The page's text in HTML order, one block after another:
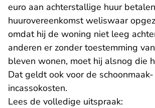
euro aan achterstallige huur
huurovereenkomst weliswaar
omdat hij de woning niet leeg
anderen er zonder toestemming
bleven wonen, moet hij alsnog die
Dat geldt ook voor de
incassokosten.
Lees de volledige uitspraak: